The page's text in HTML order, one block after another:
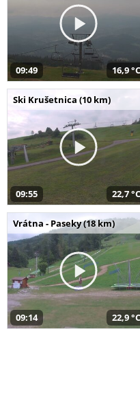
09:49 16,9 °C
Ski Krušetnica (10 km)
09:55 22,7 °C
Vrátna - Paseky (18 km)
09:14 22,9 °C